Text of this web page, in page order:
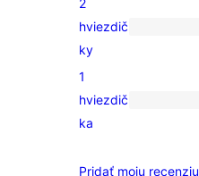
hodnotením
s
3-
hviezdičkovým
hodnotením
0
recenzií
s
2-
hviezdičkovým
hviezdič
ky
0
recenzií
1
hviezdič
ka
Pridať moju recenziu